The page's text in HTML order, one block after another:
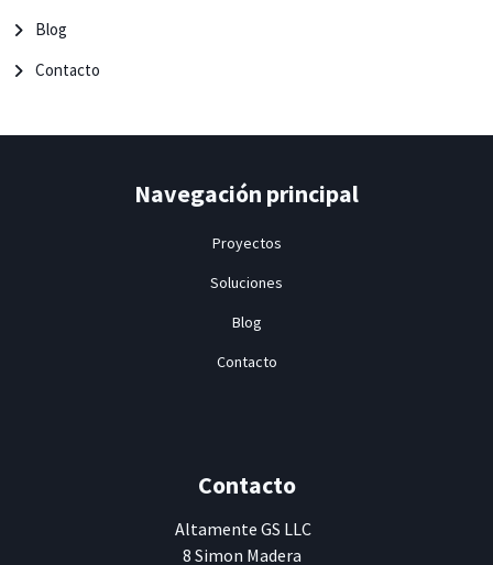
Blog
Contacto
Navegación principal
Proyectos
Soluciones
Blog
Contacto
Contacto
Altamente GS LLC
8 Simon Madera